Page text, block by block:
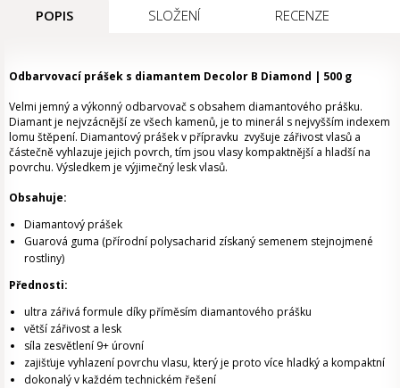
POPIS SLOŽENÍ RECENZE
Odbarvovací prášek s diamantem Decolor B Diamond | 500 g
Velmi jemný a výkonný odbarvovač s obsahem diamantového prášku.
Diamant je nejvzácnější ze všech kamenů, je to minerál s nejvyšším indexem
lomu štěpení. Diamantový prášek v přípravku zvyšuje zářivost vlasů a
částečně vyhlazuje jejich povrch, tím jsou vlasy kompaktnější a hladší na
povrchu. Výsledkem je výjimečný lesk vlasů.
Obsahuje:
Diamantový prášek
Guarová guma (přírodní polysacharid získaný semenem stejnojmené
rostliny)
Přednosti:
ultra zářivá formule díky příměsím diamantového prášku
větší zářivost a lesk
síla zesvětlení 9+ úrovní
zajišťuje vyhlazení povrchu vlasu, který je proto více hladký a kompaktní
dokonalý v každém technickém řešení